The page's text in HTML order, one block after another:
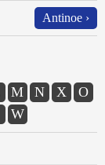
Antinoe ›
M N X
O
W